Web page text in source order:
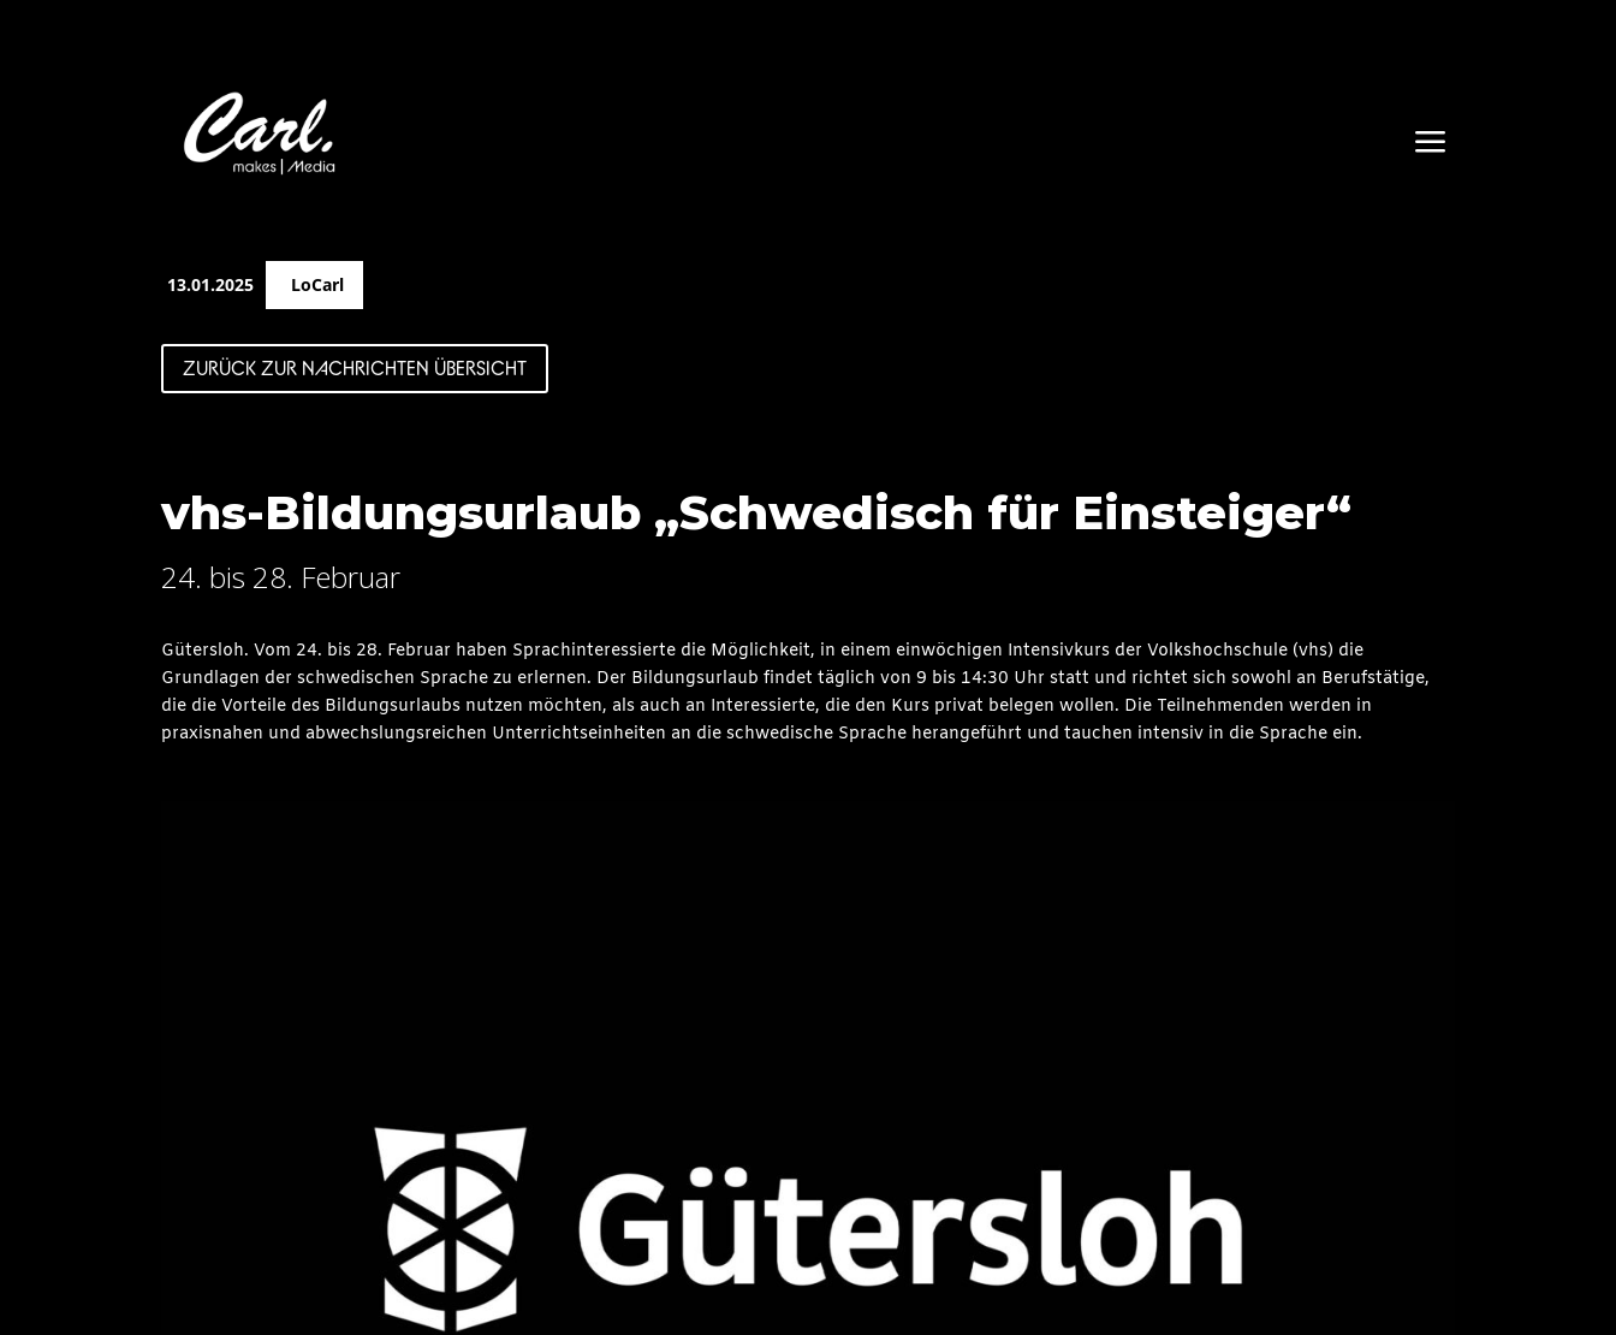
a
13.01.2025 LoCarl
ZURÜCK ZUR NACHRICHTEN ÜBERSICHT
vhs-Bildungsurlaub „Schwedisch für Einsteiger“
24. bis 28. Februar
Gütersloh. Vom 24. bis 28. Februar haben Sprachinteressierte die Möglichkeit, in einem einwöchigen Intensivkurs der Volkshochschule (vhs) die
Grundlagen der schwedischen Sprache zu erlernen. Der Bildungsurlaub findet täglich von 9 bis 14:30 Uhr statt und richtet sich sowohl an Berufstätige,
die die Vorteile des Bildungsurlaubs nutzen möchten, als auch an Interessierte, die den Kurs privat belegen wollen. Die Teilnehmenden werden in
praxisnahen und abwechslungsreichen Unterrichtseinheiten an die schwedische Sprache herangeführt und tauchen intensiv in die Sprache ein.